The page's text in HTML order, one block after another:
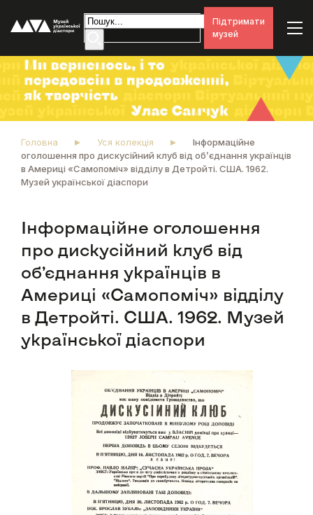
Підтримати
музей
Головна Уся колекція
Інформаційне
оголошення про дискусійний клуб від об’єднання українців
в Америці «Самопоміч» відділу в Детройті. США. 1962.
Музей української діаспори
Інформаційне оголошення
про дискусійний клуб від
об’єднання українців в
Америці «Самопоміч» відділу
в Детройті. США. 1962. Музей
української діаспори